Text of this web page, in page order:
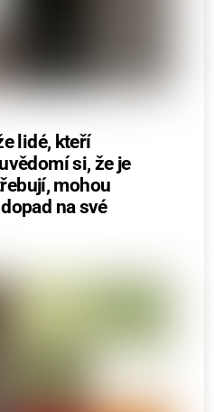
lidé, kteří
si, že je
mohou
na své